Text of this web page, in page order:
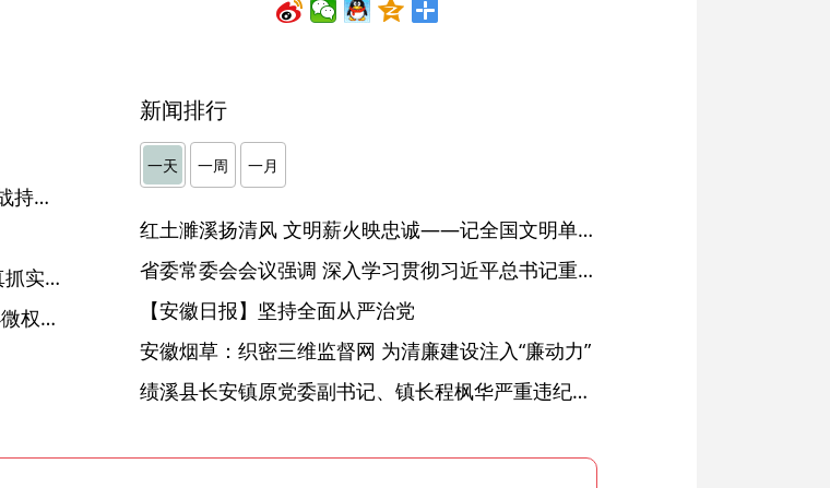
【中国纪检监察报】坚决打赢反腐败斗争攻坚战持久战
刘海泉在省纪委常委会会议上强调 脚踏实地 真抓实干 以新担当新作为展现开局之年新气象
【“监督一点通”一线传真】宿松：“码上”监督小微权力 指尖一点全明白
新闻排行
一天 一周 一月
红土濉溪扬清风 文明薪火映忠诚——记全国文明单位、安徽省濉溪县纪委监委
省委常委会会议强调 深入学习贯彻习近平总书记重要讲话精神 以高质量党建引领高质量发展 梁言顺主持并讲话
【安徽日报】坚持全面从严治党
安徽烟草：织密三维监督网 为清廉建设注入“廉动力”
绩溪县长安镇原党委副书记、镇长程枫华严重违纪违法被开除党籍和公职